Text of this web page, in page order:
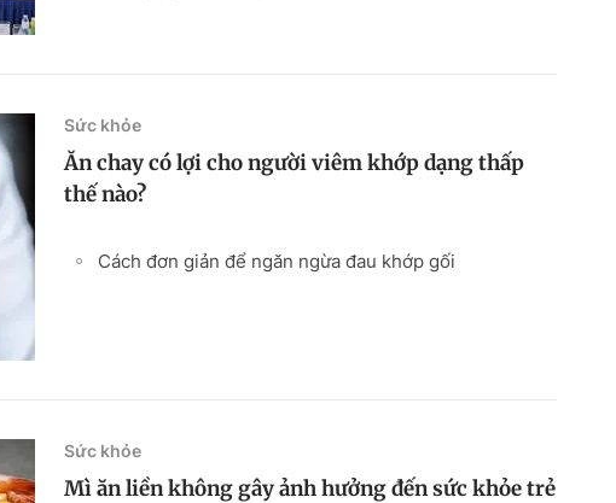
Sức khỏe
Ăn chay có lợi cho người viêm khớp dạng thấp
thế nào?
Cách đơn giản để ngăn ngừa đau khớp gối
Sức khỏe
Mì ăn liền không gây ảnh hưởng đến sức khỏe trẻ